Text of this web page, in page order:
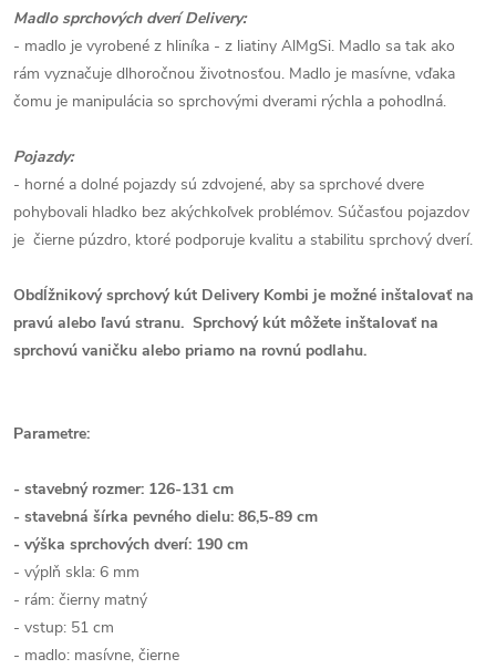
Madlo sprchových dverí Delivery:
- madlo je vyrobené z hliníka - z liatiny AlMgSi. Madlo sa tak ako
rám vyznačuje dlhoročnou životnosťou. Madlo je masívne, vďaka
čomu je manipulácia so sprchovými dverami rýchla a pohodlná.
Pojazdy:
- horné a dolné pojazdy sú zdvojené, aby sa sprchové dvere
pohybovali hladko bez akýchkoľvek problémov. Súčasťou pojazdov
je čierne púzdro, ktoré podporuje kvalitu a stabilitu sprchový dverí.
Obdĺžnikový sprchový kút Delivery Kombi je možné inštalovať na
pravú alebo ľavú stranu. Sprchový kút môžete inštalovať na
sprchovú vaničku alebo priamo na rovnú podlahu.
Parametre:
- stavebný rozmer: 126-131 cm
- stavebná šírka pevného dielu: 86,5-89 cm
- výška sprchových dverí: 190 cm
- výplň skla: 6 mm
- rám: čierny matný
- vstup: 51 cm
- madlo: masívne, čierne